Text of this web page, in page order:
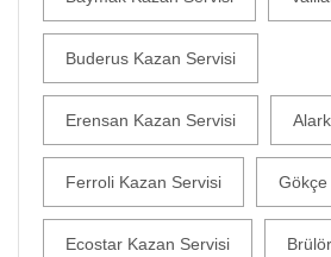
Buderus Kazan Servisi
Erensan Kazan Servisi
Ferroli Kazan Servisi
Ecostar Kazan Servisi